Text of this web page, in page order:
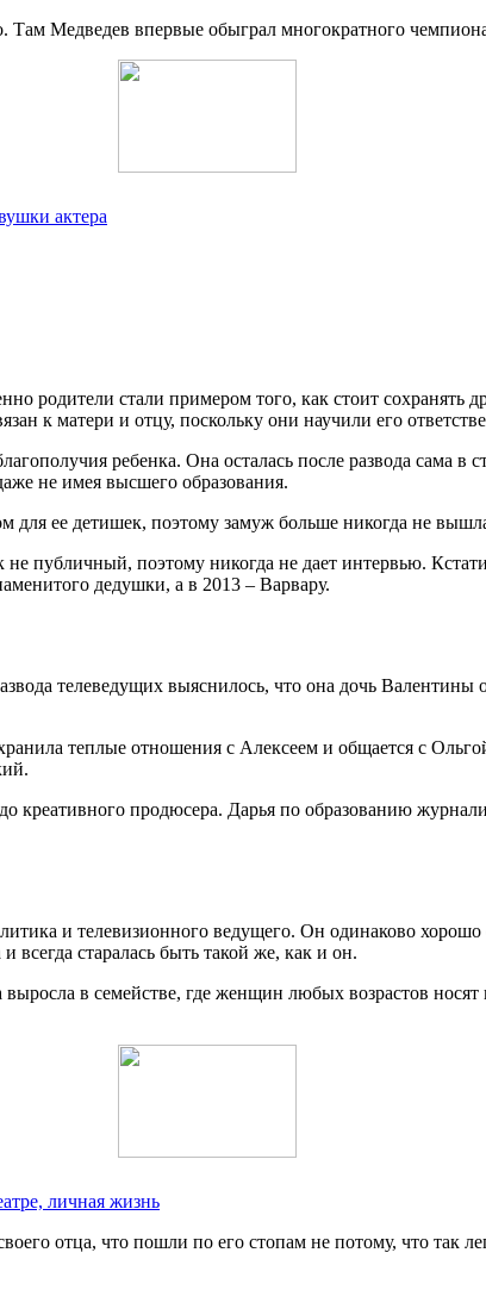
Там Медведев впервые обыграл многократного
актера
родители стали примером того, как стоит сохранять
к матери и отцу, поскольку они научили его
ребенка. Она осталась после развода сама
не имея высшего образования.
ее детишек, поэтому замуж больше никогда не
публичный, поэтому никогда не дает интервью.
дедушки, а в 2013 – Варвару.
телеведущих выяснилось, что она дочь
теплые отношения с Алексеем и общается с
креативного продюсера. Дарья по образованию
и телевизионного ведущего. Он одинаково
старалась быть такой же, как и он.
в семействе, где женщин любых возрастов
личная жизнь
отца, что пошли по его стопам не потому, что так